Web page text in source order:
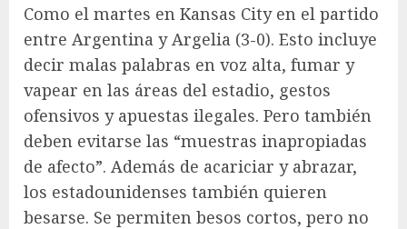
Como el martes en Kansas City en el partido
entre Argentina y Argelia (3-0). Esto incluye
decir malas palabras en voz alta, fumar y
vapear en las áreas del estadio, gestos
ofensivos y apuestas ilegales. Pero también
deben evitarse las “muestras inapropiadas
de afecto”. Además de acariciar y abrazar,
los estadounidenses también quieren
besarse. Se permiten besos cortos, pero no